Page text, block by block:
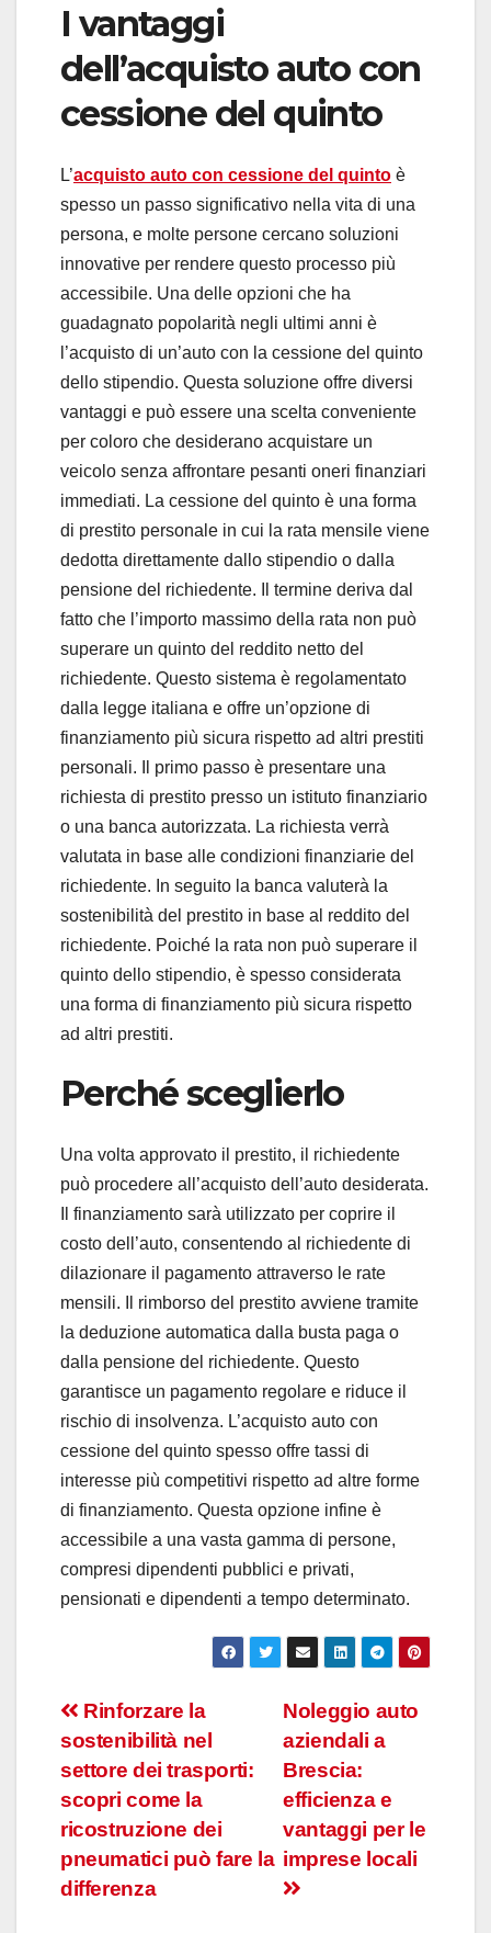
I vantaggi
dell’acquisto auto con
cessione del quinto
L’acquisto auto con cessione del quinto è
spesso un passo significativo nella vita di una
persona, e molte persone cercano soluzioni
innovative per rendere questo processo più
accessibile. Una delle opzioni che ha
guadagnato popolarità negli ultimi anni è
l’acquisto di un’auto con la cessione del quinto
dello stipendio. Questa soluzione offre diversi
vantaggi e può essere una scelta conveniente
per coloro che desiderano acquistare un
veicolo senza affrontare pesanti oneri finanziari
immediati. La cessione del quinto è una forma
di prestito personale in cui la rata mensile viene
dedotta direttamente dallo stipendio o dalla
pensione del richiedente. Il termine deriva dal
fatto che l’importo massimo della rata non può
superare un quinto del reddito netto del
richiedente. Questo sistema è regolamentato
dalla legge italiana e offre un’opzione di
finanziamento più sicura rispetto ad altri prestiti
personali. Il primo passo è presentare una
richiesta di prestito presso un istituto finanziario
o una banca autorizzata. La richiesta verrà
valutata in base alle condizioni finanziarie del
richiedente. In seguito la banca valuterà la
sostenibilità del prestito in base al reddito del
richiedente. Poiché la rata non può superare il
quinto dello stipendio, è spesso considerata
una forma di finanziamento più sicura rispetto
ad altri prestiti.
Perché sceglierlo
Una volta approvato il prestito, il richiedente
può procedere all’acquisto dell’auto desiderata.
Il finanziamento sarà utilizzato per coprire il
costo dell’auto, consentendo al richiedente di
dilazionare il pagamento attraverso le rate
mensili. Il rimborso del prestito avviene tramite
la deduzione automatica dalla busta paga o
dalla pensione del richiedente. Questo
garantisce un pagamento regolare e riduce il
rischio di insolvenza. L’acquisto auto con
cessione del quinto spesso offre tassi di
interesse più competitivi rispetto ad altre forme
di finanziamento. Questa opzione infine è
accessibile a una vasta gamma di persone,
compresi dipendenti pubblici e privati,
pensionati e dipendenti a tempo determinato.
Navigazione
articoli
Noleggio auto
aziendali a
Brescia:
efficienza e
vantaggi per le
imprese locali
Rinforzare la
sostenibilità nel
settore dei trasporti:
scopri come la
ricostruzione dei
pneumatici può fare la
differenza